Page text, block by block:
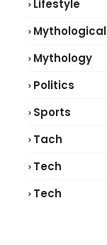
Lifestyle
Mythological
Mythology
Politics
Sports
Tach
Tech
Tech